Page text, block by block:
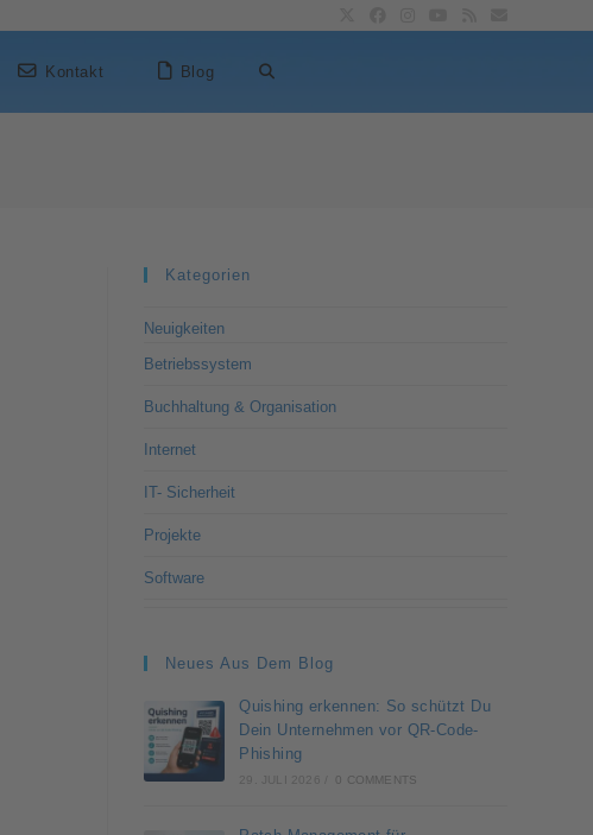
Kontakt Blog
Kategorien
Neuigkeiten
Betriebssystem
Buchhaltung & Organisation
Internet
IT- Sicherheit
Projekte
Software
Neues Aus Dem Blog
Quishing erkennen: So schützt Du
Dein Unternehmen vor QR-Code-
Phishing
29. JULI 2026 0 COMMENTS